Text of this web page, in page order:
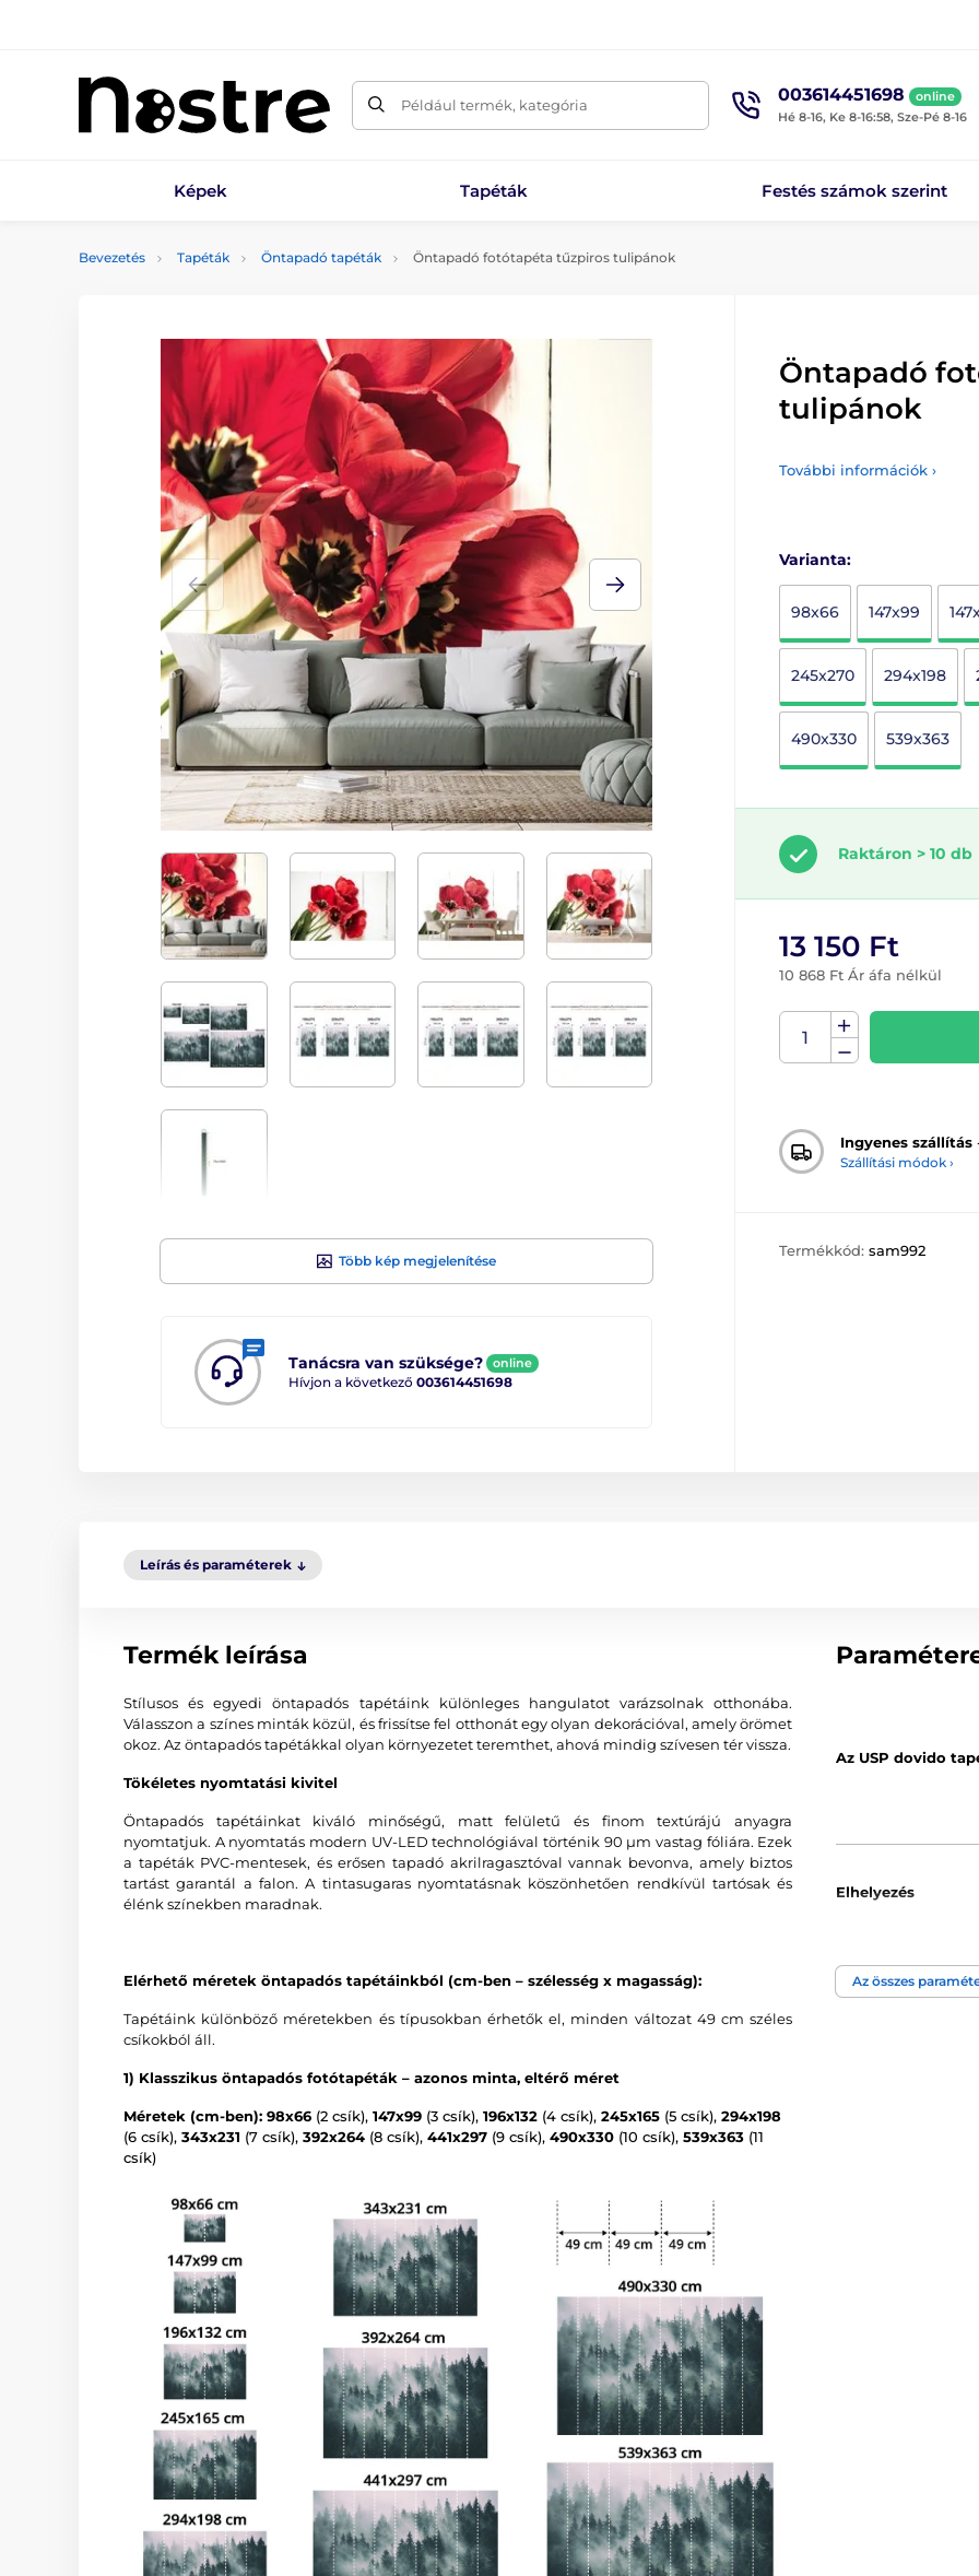
Például termék, kategória 003614451698
online
Hé 8-16, Ke 8-16:58, Sze-Pé 8-16
Képek Tapéták Festés számok szerint
Bevezetés Tapéták Öntapadó tapéták Öntapadó fotótapéta tűzpiros tulipánok
Több kép megjelenítése
Tanácsra van szüksége? online
Hívjon a következő 003614451698
Öntapadó
tulipánok
További információk ›
Varianta:
98x66 147x99
245x270 294x198
490x330 539x363
Raktáron > 10 db
13 150 Ft
10 868 Ft Ár áfa nélkül
Ingyenes szállítás
Szállítási módok ›
Termékkód: sam992
Leírás és paraméterek
Termék leírása
Stílusos és egyedi öntapadós tapétáink különleges hangulatot varázsolnak otthonába.
Válasszon a színes minták közül, és frissítse fel otthonát egy olyan dekorációval, amely örömet
okoz. Az öntapadós tapétákkal olyan környezetet teremthet, ahová mindig szívesen tér vissza.
Tökéletes nyomtatási kivitel
Öntapadós tapétáinkat kiváló minőségű, matt felületű és finom textúrájú anyagra
nyomtatjuk. A nyomtatás modern UV-LED technológiával történik 90 µm vastag fóliára. Ezek
a tapéták PVC-mentesek, és erősen tapadó akrilragasztóval vannak bevonva, amely biztos
tartást garantál a falon. A tintasugaras nyomtatásnak köszönhetően rendkívül tartósak és
élénk színekben maradnak.
Elérhető méretek öntapadós tapétáinkból (cm-ben – szélesség x magasság):
Tapétáink különböző méretekben és típusokban érhetők el, minden változat 49 cm széles
csíkokból áll.
1) Klasszikus öntapadós fotótapéták – azonos minta, eltérő méret
Méretek (cm-ben): 98x66 (2 csík), 147x99 (3 csík), 196x132 (4 csík), 245x165 (5 csík), 294x198
(6 csík), 343x231 (7 csík), 392x264 (8 csík), 441x297 (9 csík), 490x330 (10 csík), 539x363 (11
csík)
Az USP dovido
Elhelyezés
Szín
Az összes